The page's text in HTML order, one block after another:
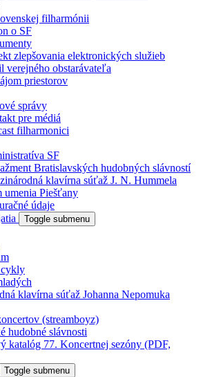
filharmónii
o SF
zlepšovania elektronických služieb
verejného obstarávateľa
priestorov
správy
pre médiá
filharmonici
SF
Bratislavských hudobných slávností
klavírna súťaž J. N. Hummela
umenia Piešťany
údaje
Toggle submenu
klavírna súťaž Johanna Nepomuka
(streamboyz)
hudobné slávnosti
katalóg 77. Koncertnej sezóny (PDF,
Toggle submenu